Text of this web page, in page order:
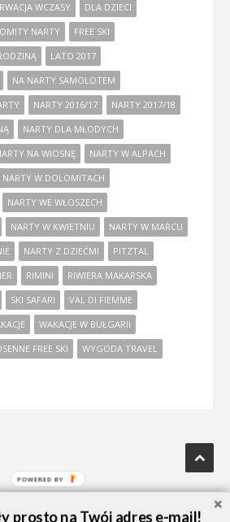
WCZASY
DLA DZIECI
NARTY
FREE SKI
LATO 2017
NA NARTY SAMOLOTEM
NARTY 2016/17
NARTY 2017/18
NARTY DLA MŁODYCH
NA WIOSNĘ
NARTY W ALPACH
NARTY W DOLOMITACH
NARTY WE WŁOSZECH
NARTY W KWIETNIU
NARTY W MARCU
NARTY Z DZIEĆMI
PITZTAL
RIMINI
RIWIERA MAKARSKA
SKI SAFARI
VAL DI FIEMME
WAKACJE W BUŁGARII
FREE SKI
WYGODA TRAVEL
prosto na Twój adres e-mail!